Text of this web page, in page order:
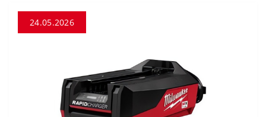
24.05.2026